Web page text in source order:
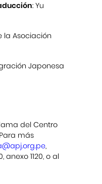
: Yu
la Asociación
Japonesa
del Centro
más
,
anexo 1120, o al